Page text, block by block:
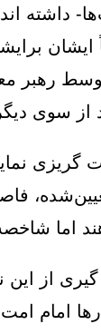
داشته
ایشان
رهبر
گریزی
اما
از
امام